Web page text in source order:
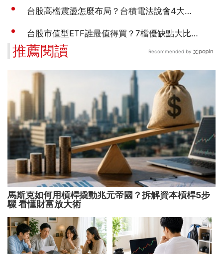
推薦閱讀
馬斯克如何用槓桿撬動兆元帝國？拆解資本槓桿5步
驟 看懂財富放大術
Recommended by